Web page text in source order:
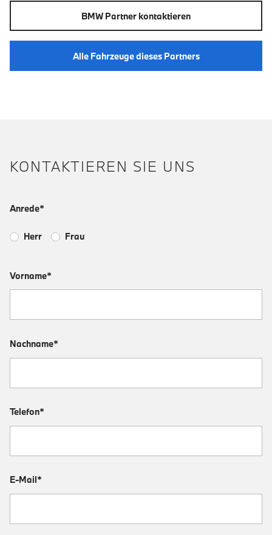
BMW Partner kontaktieren
Alle Fahrzeuge dieses Partners
KONTAKTIEREN SIE UNS
Anrede*
Herr Frau
Vorname*
Nachname*
Telefon*
E-Mail*